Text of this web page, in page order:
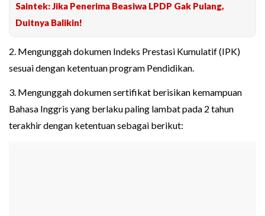
Saintek: Jika Penerima Beasiwa LPDP Gak Pulang,
Duitnya Balikin!
2. Mengunggah dokumen Indeks Prestasi Kumulatif (IPK)
sesuai dengan ketentuan program Pendidikan.
3. Mengunggah dokumen sertifikat berisikan kemampuan
Bahasa Inggris yang berlaku paling lambat pada 2 tahun
terakhir dengan ketentuan sebagai berikut: